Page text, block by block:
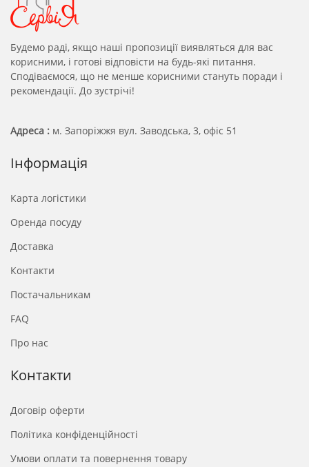
Будемо раді, якщо наші пропозиції виявляться для вас
корисними, і готові відповісти на будь-які питання.
Сподіваємося, що не менше корисними стануть поради і
рекомендації. До зустрічі!
Адреса : м. Запоріжжя вул. Заводська, 3, офіс 51
Інформація
Карта логістики
Оренда посуду
Доставка
Контакти
Постачальникам
FAQ
Про нас
Контакти
Договір оферти
Політика конфіденційності
Умови оплати та повернення товару